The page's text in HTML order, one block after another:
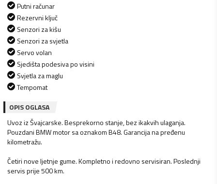
Putni računar
Rezervni ključ
Senzori za kišu
Senzori za svjetla
Servo volan
Sjedišta podesiva po visini
Svjetla za maglu
Tempomat
OPIS OGLASA
Uvoz iz Švajcarske. Besprekorno stanje, bez ikakvih ulaganja.
Pouzdani BMW motor sa oznakom B48. Garancija na pređenu
kilometražu.
Četiri nove ljetnje gume. Kompletno i redovno servisiran. Poslednji
servis prije 500 km.